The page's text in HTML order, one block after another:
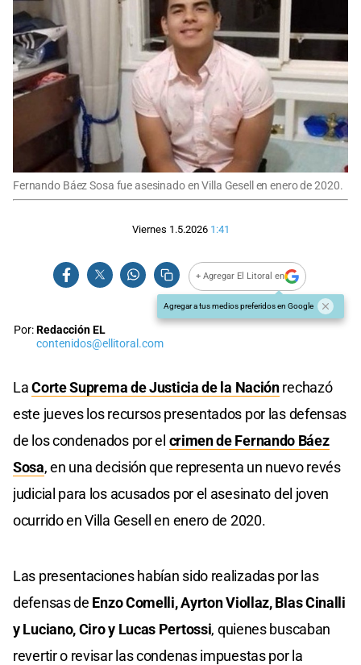
Fernando Báez Sosa fue asesinado en Villa Gesell en enero de 2020.
Viernes 1.5.2026 1:41
+ Agregar El Litoral en
Agregar a tus medios preferidos en Google
Por:Redacción EL
contenidos@ellitoral.com
LaCorte Suprema de Justicia de la Naciónrechazó
este jueves los recursos presentados por las defensas
de los condenados por el crimen de Fernando Báez
Sosa, en una decisión que representa un nuevo revés
judicial para los acusados por el asesinato del joven
ocurrido en Villa Gesell en enero de 2020.
Las presentaciones habían sido realizadas por las
defensas de Enzo Comelli, Ayrton Viollaz, Blas Cinalli
y Luciano, Ciro y Lucas Pertossi, quienes buscaban
revertir o revisar las condenas impuestas por la